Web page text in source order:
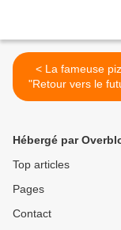
< La fameuse pizza de
"Retour vers le
mercredi
Hébergé par
Top articles
Pages
Contact